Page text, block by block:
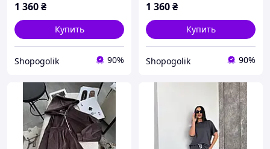
1 360₴
Купить
Shopogolik 90%
1 360₴
Купить
Shopogolik 90%